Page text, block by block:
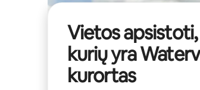
Vietos
kurių yra
kurortas